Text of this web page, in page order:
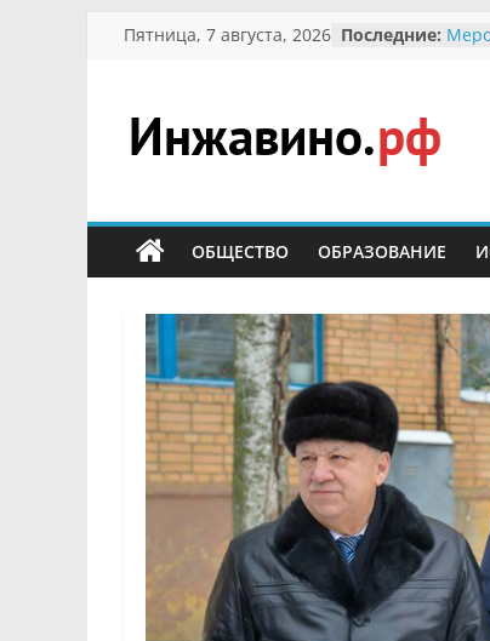
Перейти
Пятница, 7 августа, 2026 Последние:
В
Инжавино.рф
сельский
портал
ОБЩЕСТВО ОБРАЗОВАНИЕ